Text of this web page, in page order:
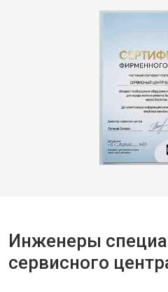
Инженеры
сервисного